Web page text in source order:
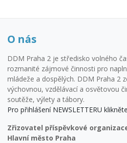
O nás
DDM Praha 2 je středisko volného
rozmanité zájmové činnosti pro
mládeže a dospělých. DDM Praha 2
výchovnou, vzdělávací a osvětovou
soutěže, výlety a tábory.
Pro přihlášení NEWSLETTERU klikněte
Zřizovatel příspěvkové
Hlavní město Praha